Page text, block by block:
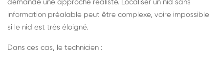
demande une approche réaliste. Localiser un nid sans
information préalable peut être complexe, voire impossible
si le nid est très éloigné.
Dans ces cas, le technicien :